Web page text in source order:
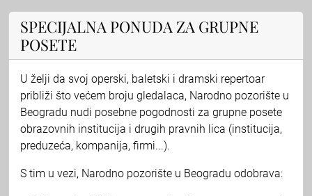
SPECIJALNA PONUDA ZA GRUPNE
POSETE
U želji da svoj operski, baletski i dramski repertoar
približi što većem broju gledalaca, Narodno pozorište u
Beogradu nudi posebne pogodnosti za grupne posete
obrazovnih institucija i drugih pravnih lica (institucija,
preduzeća, kompanija, firmi...).
S tim u vezi, Narodno pozorište u Beogradu odobrava: